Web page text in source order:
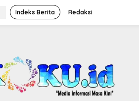
Indeks Berita Redaksi